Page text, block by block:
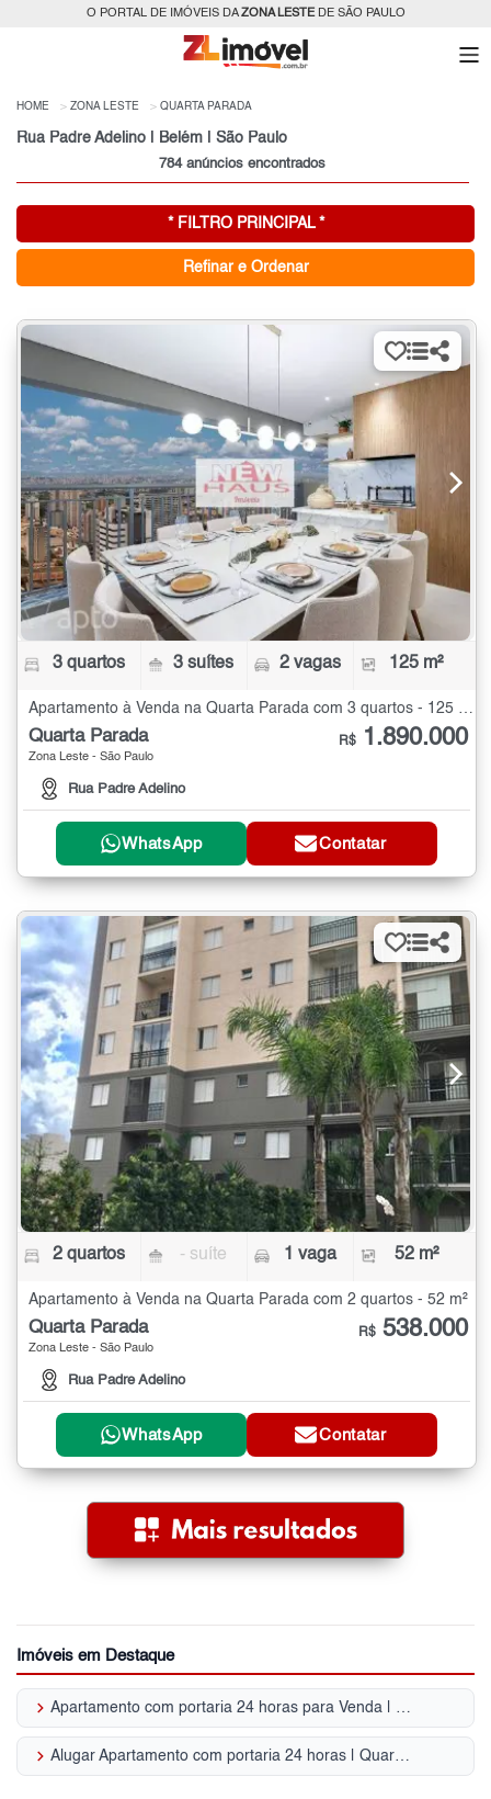
O PORTAL DE IMÓVEIS DAZONA LESTEDE SÃO PAULO
HOME ZONA LESTE QUARTA PARADA
Rua Padre Adelino | Belém | São Paulo
784 anúncios encontrados
* FILTRO PRINCIPAL *
Refinar e Ordenar
3 quartos 3 suítes 2 vagas 125 m²
Quarta Parada
Zona Leste - São Paulo
Rua Padre Adelino
R$ 1.890.000
WhatsApp Contatar
2 quartos - suíte 1 vaga 52 m²
Apartamento à Venda na Quarta Parada com 2 quartos - 52 m²
Quarta Parada
Zona Leste - São Paulo
Rua Padre Adelino
R$ 538.000
WhatsApp Contatar
Imóveis em Destaque
keyboard_arrow_right Apartamento com portaria 24 horas para Venda | Quarta Parada
keyboard_arrow_right Alugar Apartamento com portaria 24 horas | Quarta Parada